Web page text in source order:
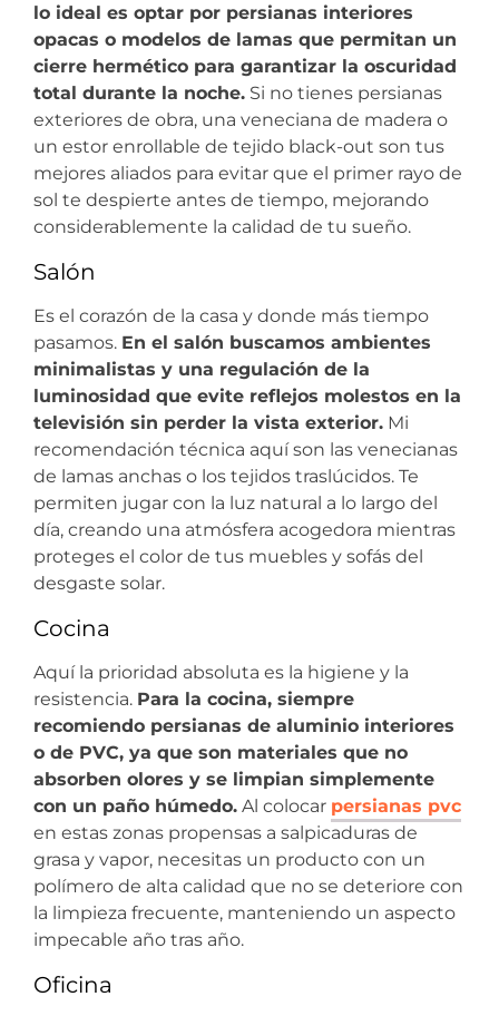
lo ideal es optar por persianas interiores
opacas o modelos de lamas que permitan un
cierre hermético para garantizar la oscuridad
total durante la noche. Si no tienes persianas
exteriores de obra, una veneciana de madera o
un estor enrollable de tejido black-out son tus
mejores aliados para evitar que el primer rayo de
sol te despierte antes de tiempo, mejorando
considerablemente la calidad de tu sueño.
Salón
Es el corazón de la casa y donde más tiempo
pasamos. En el salón buscamos ambientes
minimalistas y una regulación de la
luminosidad que evite reflejos molestos en la
televisión sin perder la vista exterior. Mi
recomendación técnica aquí son las venecianas
de lamas anchas o los tejidos traslúcidos. Te
permiten jugar con la luz natural a lo largo del
día, creando una atmósfera acogedora mientras
proteges el color de tus muebles y sofás del
desgaste solar.
Cocina
Aquí la prioridad absoluta es la higiene y la
resistencia. Para la cocina, siempre
recomiendo persianas de aluminio interiores
o de PVC, ya que son materiales que no
absorben olores y se limpian simplemente
con un paño húmedo. Al colocar persianas pvc
en estas zonas propensas a salpicaduras de
grasa y vapor, necesitas un producto con un
polímero de alta calidad que no se deteriore con
la limpieza frecuente, manteniendo un aspecto
impecable año tras año.
Oficina